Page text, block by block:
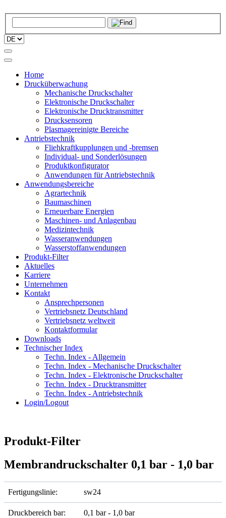
Home
Drucküberwachung
Mechanische Druckschalter
Elektronische Druckschalter
Elektronische Drucktransmitter
Drucksensoren
Plasmagereinigte Bereiche
Antriebstechnik
Fliehkraftkupplungen und -bremsen
Individual- und Sonderlösungen
Produktkonfigurator
Anwendungen für Antriebstechnik
Anwendungsbereiche
Agrartechnik
Baumaschinen
Erneuerbare Energien
Maschinen- und Anlagenbau
Medizintechnik
Wasseranwendungen
Wasserstoffanwendungen
Produkt-Filter
Aktuelles
Karriere
Unternehmen
Kontakt
Ansprechpersonen
Vertriebsnetz Deutschland
Vertriebsnetz weltweit
Kontaktformular
Downloads
Technischer Index
Techn. Index - Allgemein
Techn. Index - Mechanische Druckschalter
Techn. Index - Elektronische Druckschalter
Techn. Index - Drucktransmitter
Techn. Index - Antriebstechnik
Login/Logout
Produkt-Filter
Membrandruckschalter 0,1 bar - 1,0 bar
Fertigungslinie: sw24
Druckbereich bar: 0,1 bar - 1,0 bar